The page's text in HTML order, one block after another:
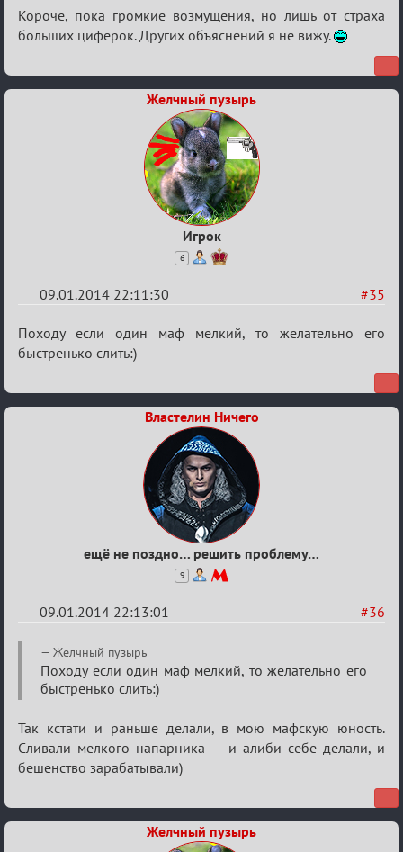
Re:
VIP-
сумрак,
Короче, пока громкие возмущения, но лишь от страха
больших циферок. Других объяснений я не вижу.
Желчный пузырь
Игрок
6
#35
09.01.2014 22:11:30
Re:
VIP-
сумрак,
Походу если один маф мелкий, то желательно его
быстренько слить:)
Властелин Ничего
ещё не поздно… решить проблему…
9
#36
09.01.2014 22:13:01
Re:
VIP-
клуб,
сумрак,
партии
на
Желчный пузырь
Походу если один маф мелкий, то желательно его
быстренько слить:)
Так кстати и раньше делали, в мою мафскую юность.
Сливали мелкого напарника — и алиби себе делали, и
бешенство зарабатывали)
Желчный пузырь